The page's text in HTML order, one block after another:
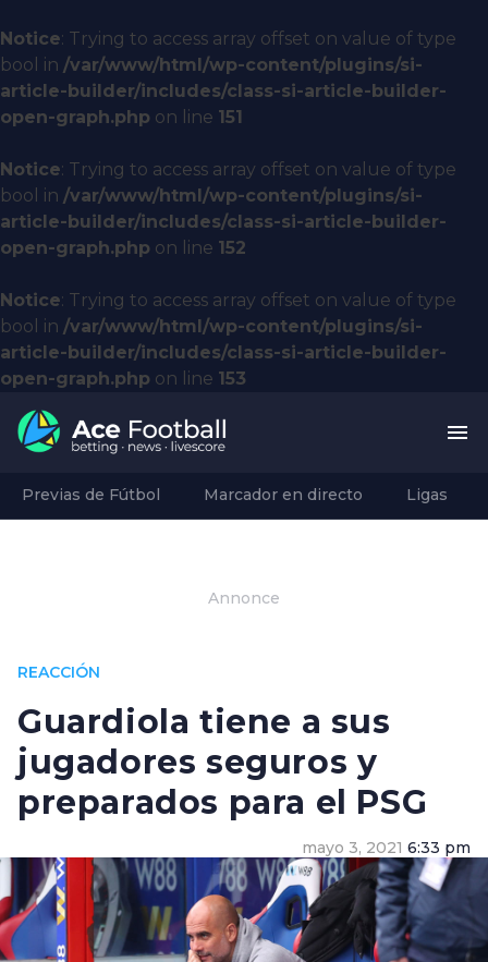
Notice: Trying to access array offset on value of type
bool in /var/www/html/wp-content/plugins/si-
article-builder/includes/class-si-article-builder-
open-graph.php on line 151
Notice: Trying to access array offset on value of type
bool in /var/www/html/wp-content/plugins/si-
article-builder/includes/class-si-article-builder-
open-graph.php on line 152
Notice: Trying to access array offset on value of type
bool in /var/www/html/wp-content/plugins/si-
article-builder/includes/class-si-article-builder-
open-graph.php on line 153
Previas de Fútbol Marcador en directo Ligas
Annonce
REACCIÓN
Guardiola tiene a sus
jugadores seguros y
preparados para el PSG
mayo 3, 2021 6:33 pm